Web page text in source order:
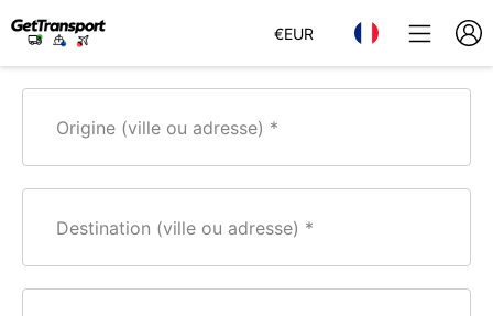
€EUR
Origine (ville ou adresse)
Destination (ville ou adresse)